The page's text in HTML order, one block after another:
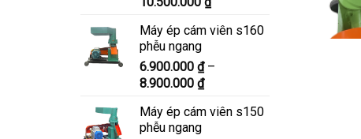
từ
đến
Máy ép cám viên s160
phễu ngang
6.900.000 ₫ –
8.900.000 ₫Khoảng
từ
Máy ép cám viên s150
phễu ngang